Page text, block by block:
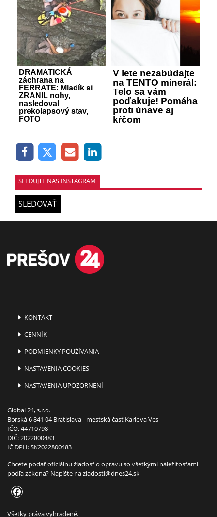
DRAMATICKÁ
záchrana na
FERRATE: Mladík si
ZRANIL nohy,
nasledoval
prekolapsový stav,
FOTO
V lete nezabúdajte
na TENTO minerál:
Telo sa vám
poďakuje! Pomáha
proti únave aj
kŕčom
SLEDUJTE NÁŠ INSTAGRAM
SLEDOVAŤ
KONTAKT
CENNÍK
PODMIENKY POUŽÍVANIA
NASTAVENIA COOKIES
NASTAVENIA UPOZORNENÍ
Global 24, s.r.o.
Borská 6 841 04 Bratislava - mestská časť Karlova Ves
IČO: 44710798
DIČ: 2022800483
IČ DPH: SK2022800483
Chcete podať oficiálnu žiadosť o opravu so všetkými náležitosťami
podľa zákona? Napíšte naziadosti@dnes24.sk
Všetky práva vyhradené.